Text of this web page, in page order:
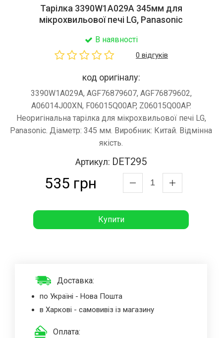
Тарілка 3390W1A029A 345мм для
мікрохвильової печі LG, Panasonic
В наявності
0 відгуків
код оригіналу:
3390W1A029A, AGF76879607, AGF76879602,
A06014J00XN, F06015Q00AP, Z06015Q00AP.
Неоригінальна тарілка для мікрохвильової печі LG,
Panasonic. Діаметр: 345 мм. Виробник: Китай. Відмінна
якість.
Артикул: DET295
535 грн
Купити
Доставка:
по Україні - Нова Пошта
в Харкові - самовивіз із магазину
Оплата: